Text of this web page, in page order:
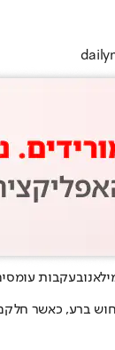
בעקבות
ברע, כאשר